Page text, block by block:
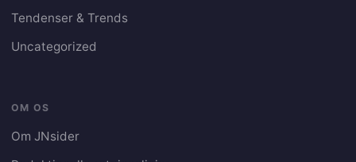
Tendenser & Trends
Uncategorized
OM OS
Om JNsider